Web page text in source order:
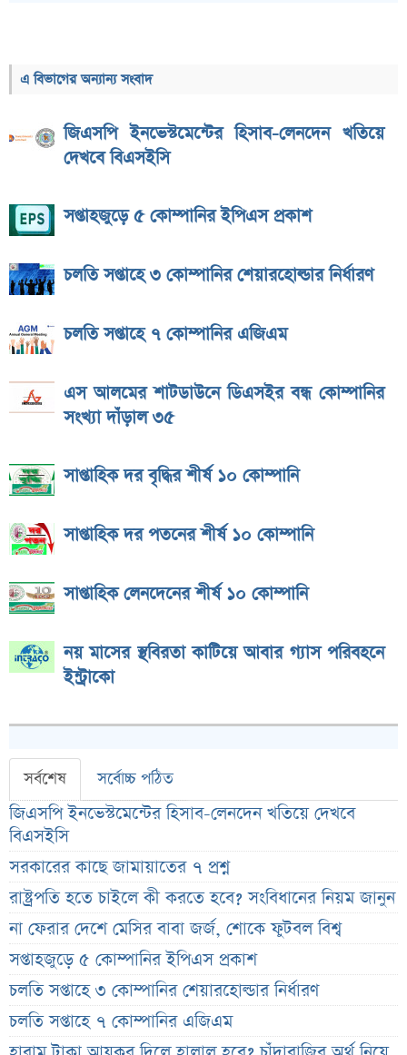
এ বিভাগের অন্যান্য সংবাদ
জিএসপি ইনভেস্টমেন্টের হিসাব-লেনদেন খতিয়ে
দেখবে বিএসইসি
সপ্তাহজুড়ে ৫ কোম্পানির ইপিএস প্রকাশ
চলতি সপ্তাহে ৩ কোম্পানির শেয়ারহোল্ডার নির্ধারণ
চলতি সপ্তাহে ৭ কোম্পানির এজিএম
এস আলমের শাটডাউনে ডিএসইর বন্ধ কোম্পানির
সংখ্যা দাঁড়াল ৩৫
সাপ্তাহিক দর বৃদ্ধির শীর্ষ ১০ কোম্পানি
সাপ্তাহিক দর পতনের শীর্ষ ১০ কোম্পানি
সাপ্তাহিক লেনদেনের শীর্ষ ১০ কোম্পানি
নয় মাসের স্থবিরতা কাটিয়ে আবার গ্যাস পরিবহনে
ইন্ট্রাকো
সর্বশেষ সর্বোচ্চ পঠিত
জিএসপি ইনভেস্টমেন্টের হিসাব-লেনদেন খতিয়ে দেখবে
বিএসইসি
সরকারের কাছে জামায়াতের ৭ প্রশ্ন
রাষ্ট্রপতি হতে চাইলে কী করতে হবে? সংবিধানের নিয়ম জানুন
না ফেরার দেশে মেসির বাবা জর্জ, শোকে ফুটবল বিশ্ব
সপ্তাহজুড়ে ৫ কোম্পানির ইপিএস প্রকাশ
চলতি সপ্তাহে ৩ কোম্পানির শেয়ারহোল্ডার নির্ধারণ
চলতি সপ্তাহে ৭ কোম্পানির এজিএম